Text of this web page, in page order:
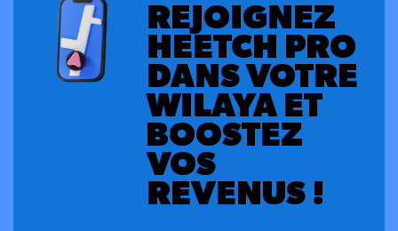
REJOIGNEZ
HEETCH PRO
DANS VOTRE
WILAYA ET
BOOSTEZ
VOS
REVENUS !